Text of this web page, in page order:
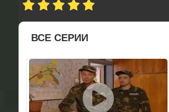
ВСЕ СЕРИИ